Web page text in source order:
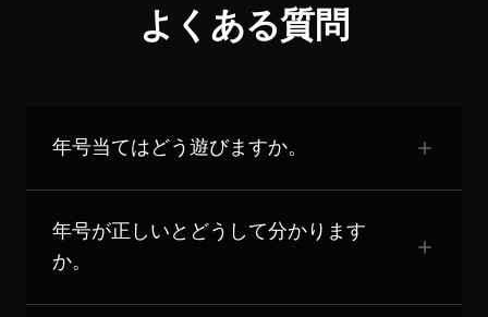
よくある質問
年号当てはどう遊びますか。
年号が正しいとどうして分かります
か。